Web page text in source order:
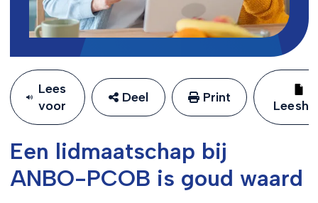
Lees
voor
Deel Print
Een lidmaatschap bij
ANBO-PCOB is goud waard